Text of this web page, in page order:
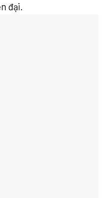
đại.